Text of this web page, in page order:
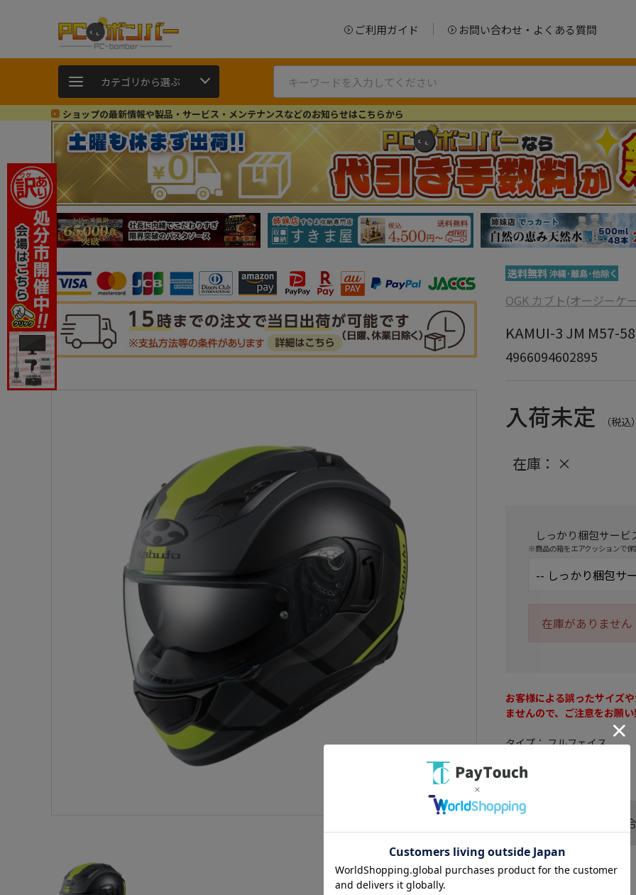
ご利用ガイド お問い合わせ・よくある質問
カテゴリから選ぶ
ショップの最新情報や製品・サービス・メンテナンスなどのお知らせはこちらから
OGK カブト(オージーケ
KAMUI-3 JM M57-
4966094602895
入荷未定 （税込
在庫： ×
しっかり梱包サービ
※商品の箱をエアクッションで保
在庫がありません
お客様による誤ったサイズ
ませんので、ご注意をお願
タイプ： フルフェイス
この商品へのお問い